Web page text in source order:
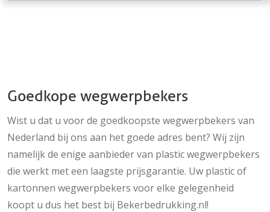
Goedkope wegwerpbekers
Wist u dat u voor de goedkoopste wegwerpbekers van
Nederland bij ons aan het goede adres bent? Wij zijn
namelijk de enige aanbieder van plastic wegwerpbekers
die werkt met een laagste prijsgarantie. Uw plastic of
kartonnen wegwerpbekers voor elke gelegenheid
koopt u dus het best bij Bekerbedrukking.nl!